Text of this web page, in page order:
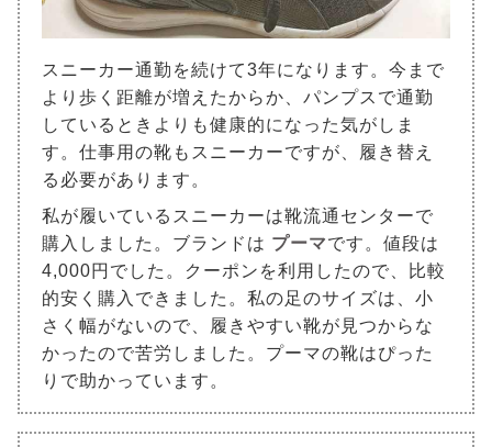
スニーカー通勤を続けて3年になります。今まで
より歩く距離が増えたからか、パンプスで通勤
しているときよりも健康的になった気がしま
す。仕事用の靴もスニーカーですが、履き替え
る必要があります。
私が履いているスニーカーは靴流通センターで
購入しました。ブランドは プーマです。値段は
4,000円でした。クーポンを利用したので、比較
的安く購入できました。私の足のサイズは、小
さく幅がないので、履きやすい靴が見つからな
かったので苦労しました。プーマの靴はぴった
りで助かっています。